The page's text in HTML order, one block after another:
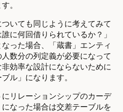
。
ついても同じように考えてみて
に何回借りられているか？」
った場合、「蔵書」エンティ
数分の列定義が必要になって
効率な設計にならないために
ル」になります。
リレーションシップのカーデ
なった場合は交差テーブルを